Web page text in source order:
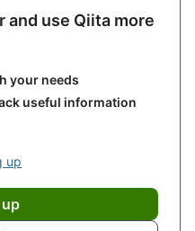
and use Qiita more
your needs
useful information
up